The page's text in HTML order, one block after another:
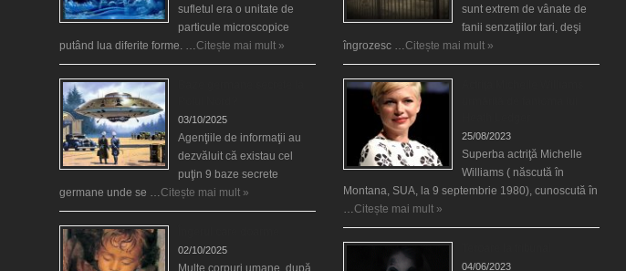
sufletul era o unitate de
particule microscopice
putând lua diferite forme. …Citește mai mult »
03/10/2025
Agenţiile de informaţii au
dezvăluit că existau cel
puţin 9 baze secrete
germane unde se …Citește mai mult »
02/10/2025
Multe corpuri umane, după
sunt extrem de vânate de
fanii senzaţiilor tari, deşi
îngrozesc …Citește mai mult »
25/08/2023
Superba actriţă Michelle
Williams ( născută în
Montana, SUA, la 9 septembrie 1980), cunoscută în
…Citește mai mult »
04/06/2023